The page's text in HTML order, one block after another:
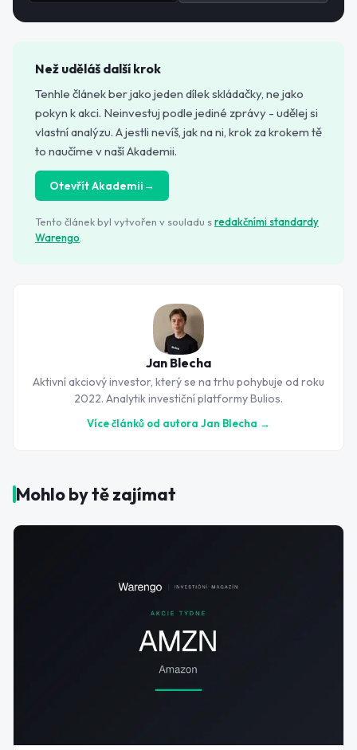
Než uděláš další krok
Tenhle článek ber jako jeden dílek skládačky, ne jako
pokyn k akci. Neinvestuj podle jediné zprávy - udělej si
vlastní analýzu. A jestli nevíš, jak na ni, krok za krokem tě
to naučíme v naší Akademii.
Otevřít Akademii→
Tento článek byl vytvořen v souladu sredakčními standardy
Warengo
Jan Blecha
Aktivní akciový investor, který se na trhu pohybuje od roku
2022. Analytik investiční platformy Bulios.
Více článků od autora Jan Blecha →
Mohlo by tě zajímat